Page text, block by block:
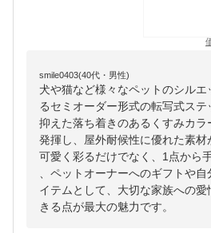
smile0403(40代・男性)
犬や猫など様々なペットのシル
るセミオーダー形式の転写式ス
抑えた落ち着きのあるくすみカ
発揮し、屋外耐候性に優れた素
可愛く彩るだけでなく、1点から
、ペットオーナーへのギフトや
イテムとして、大切な家族への
きる点が最大の魅力です。